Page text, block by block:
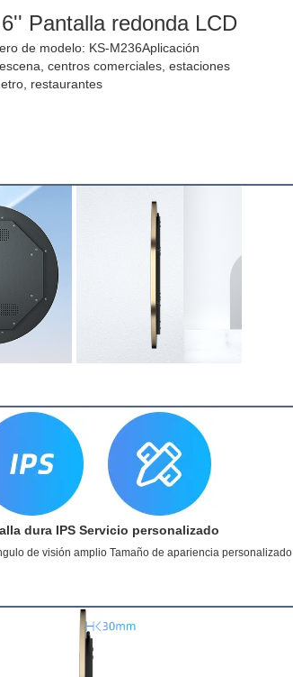
Pantalla redonda LCD
de modelo: KS-M236Aplicación
centros comerciales, estaciones
restaurantes
dura IPS Servicio personalizado
de visión amplio Tamaño de apariencia personalizado